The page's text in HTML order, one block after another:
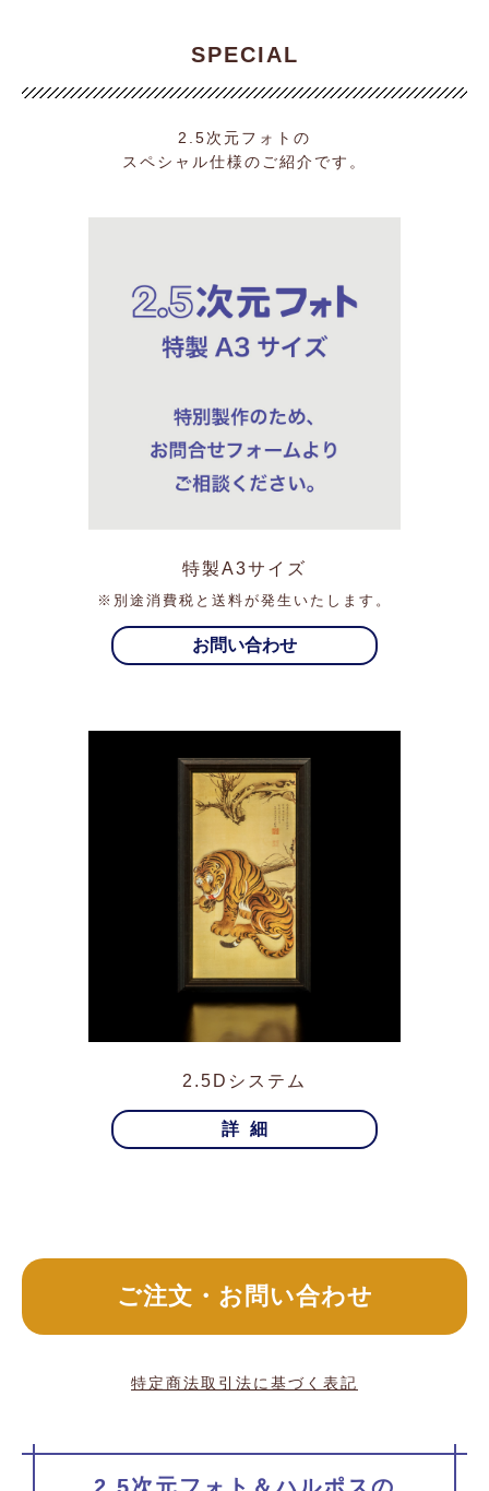
SPECIAL
2.5次元フォトの
スペシャル仕様のご紹介です。
特製A3サイズ
※別途消費税と送料が発生いたします。
お問い合わせ
2.5Dシステム
詳細
ご注文・お問い合わせ
特定商法取引法に基づく表記